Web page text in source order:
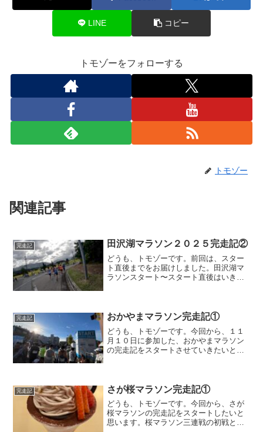
LINE コピー
トモゾーをフォローする
トモゾー
関連記事
完走記 田沢湖マラソン２０２５完走記②
どうも、トモゾーです。前回は、スター
ト直後までをお届けしました。田沢湖マ
ラソンスタート〜スタート直後はいきな
先頭集団の後ろに着いてし...
完走記 おかやまマラソン完走記①
どうも、トモゾーです。今回から、１１
月１０日に参加した、おかやまマラソン
の完走記をスタートさせていきたいと思
散策ランでアウトレットの...
完走記 さが桜マラソン完走記①
どうも、トモゾーです。今回から、さが
桜マラソンの完走記をスタートしたいと
思います。桜マラソン三連戦の初戦とな